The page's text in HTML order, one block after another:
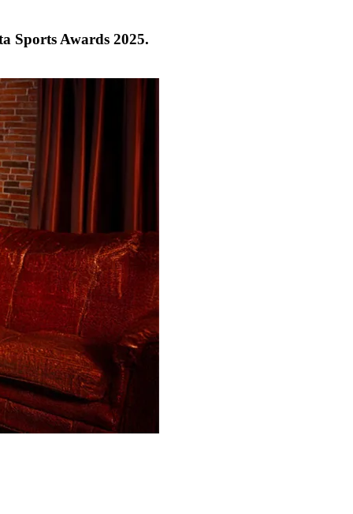
Sports Awards 2025.